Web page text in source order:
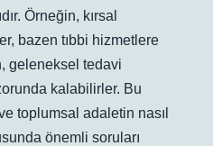
Örneğin, kırsal
bazen tıbbi hizmetlere
geleneksel tedavi
kalabilirler. Bu
toplumsal adaletin nasıl
önemli soruları